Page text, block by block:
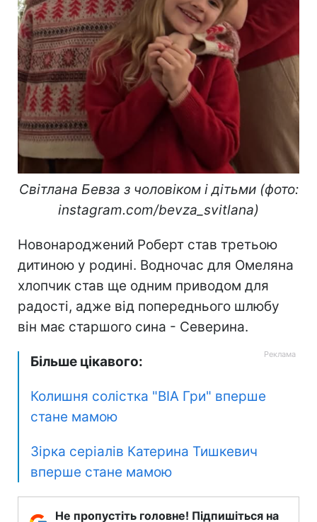
Світлана Бевза з чоловіком і дітьми (фото:
instagram.com/bevza_svitlana)
Новонароджений Роберт став третьою
дитиною у родині. Водночас для Омеляна
хлопчик став ще одним приводом для
радості, адже від попереднього шлюбу
він має старшого сина - Северина.
Більше цікавого:
Колишня солістка "ВІА Гри" вперше
стане мамою
Зірка серіалів Катерина Тишкевич
вперше стане мамою
Не пропустіть головне! Підпишіться на